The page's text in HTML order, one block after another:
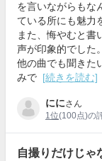
を言いながらもな
ている所にも魅力
また、悔やむと書
声が印象的でした
他の曲でも聞きた
みで [続きを読む]
ににさん
1位(100点)の
自撮りだけじゃ